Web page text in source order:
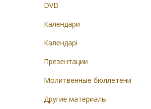
DVD
Календари
Календарі
Презентации
Молитвенные бюллетени
Другие материалы